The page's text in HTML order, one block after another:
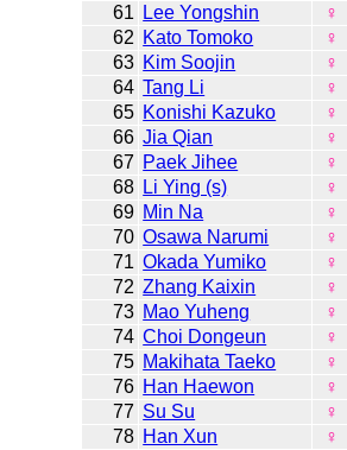
61
Lee Yongshin ♀
62 Kato Tomoko ♀
63 Kim Soojin ♀
64 Tang Li ♀
65 Konishi Kazuko ♀
66 Jia Qian ♀
67 Paek Jihee ♀
68 Li Ying (s) ♀
69 Min Na ♀
70 Osawa Narumi ♀
71 Okada Yumiko ♀
72 Zhang Kaixin ♀
73 Mao Yuheng ♀
74 Choi Dongeun ♀
75 Makihata Taeko ♀
76 Han Haewon ♀
77 Su Su ♀
78 Han Xun ♀